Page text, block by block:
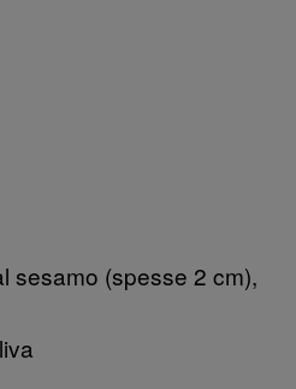
sesamo (spesse 2 cm),